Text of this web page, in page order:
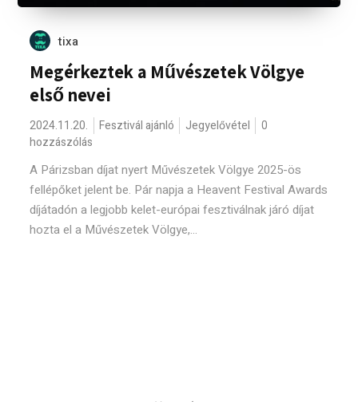
tixa
Megérkeztek a Művészetek Völgye
első nevei
2024.11.20. Fesztivál ajánló Jegyelővétel
0
hozzászólás
A Párizsban díjat nyert Művészetek Völgye 2025-ös
fellépőket jelent be. Pár napja a Heavent Festival Awards
díjátadón a legjobb kelet-európai fesztiválnak járó díjat
hozta el a Művészetek Völgye,...